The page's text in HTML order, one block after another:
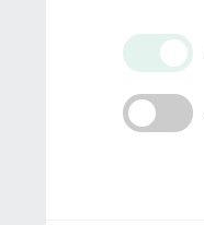
ceļvedis